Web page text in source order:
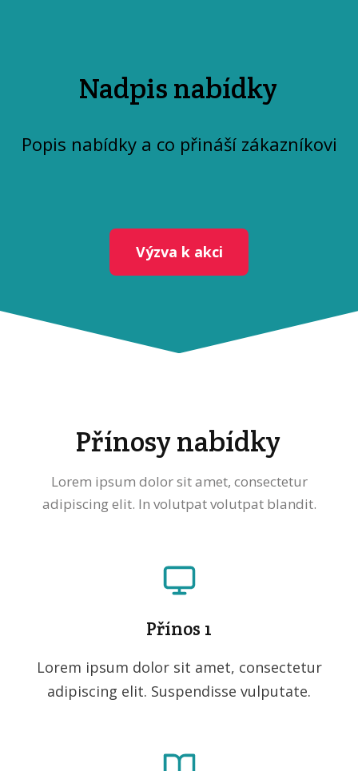
Nadpis nabídky
Popis nabídky a co přináší zákazníkovi
Výzva k akci
Přínosy nabídky
Lorem ipsum dolor sit amet, consectetur
adipiscing elit. In volutpat volutpat blandit.
Přínos 1
Lorem ipsum dolor sit amet, consectetur
adipiscing elit. Suspendisse vulputate.